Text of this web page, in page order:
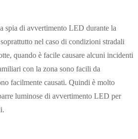
spia di avvertimento LED durante la
nel caso di condizioni stradali
quando è facile causare alcuni incidenti
con la zona sono facili da
facilmente causati. Quindi è molto
luminose di avvertimento LED per